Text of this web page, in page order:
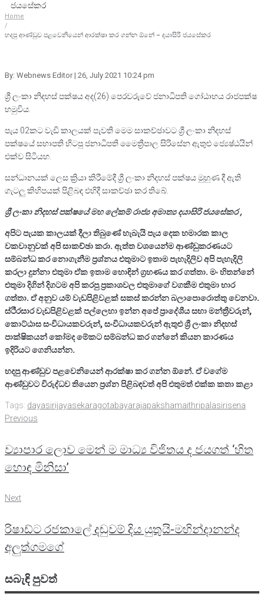
ජයසේකර
Home
/
හදපු ආණ්ඩුව පළවෙනියෙන් ආරක්ෂා කර ගන්න ඕනේ – දයාසිරි ජයසේකර
By: Webnews Editor | 26, July 2021 10:24 pm
ශ්‍රී ලංකා නිදහස් පක්ෂය අද(26) පෙරවරුවේ ජනාධිපති ගෝඨාභය රාජපක්ෂ
හමුවිය.
පැය 02කට වැඩි කාලයක් පැවති මෙම සාකච්ඡාවට ශ්‍රී ලංකා නිදහස්
පක්ෂයේ සභාපති හිටපු ජනාධිපති මෛත්‍රීපාල සිරිසේන ඇතුළු ජ්‍යෙෂ්ඨයින්
එක්ව සිටියහ.
සන්ධානයක් ලෙස ක්‍රියා කිරීමේදී ශ්‍රී ලංකා නිදහස් පක්ෂය මුහුණ දී ඇති
ගැටලු කිහිපයක් පිළිබඳ එහිදී සාකච්ඡා කර තිබේ.
ශ්‍රී ලංකා නිදහස් පක්ෂයේ මහ ලේකම් රාජ්‍ය අමාත්‍ය දයාසිරි ජයසේකර ,
අපිට පැයක කාලයක් දීලා තිබුණේ හැබැයි පැය දෙක හමාරක කාල
වකවානුවක් අපි සාකච්ඡා කරා. ඇත්ත වශයෙන්ම ආණ්ඩුකරණයට
සම්බන්ධ කර නොගැනීම ප්‍රශ්නය එතුමාට ඉතාම පැහැදිලිව අපි පැහැදිලි
කරලා දුන්නා එතුමා ඒක ඉතාම හොඳින් ග්‍රහණය කර ගත්තා. මං හිතන්නේ
එතුමා දිගින් දිගටම අපි කරපු ප්‍රකාශවල එතුමාගේ වගකීම එතුමා භාර
ගත්තා. ඒ අනුව යම් වැඩපිළිවළක් සකස් කරන්න බලාපොරොත්තු වෙනවා.
ස්ථීරසාර වැඩපිළිවළක් පල්ලෙහා ඉන්න අපේ ප්‍රාදේශීය සභා මන්ත්‍රීවරුන්,
කොට්ඨාස සංවිධායකවරුන්, සංවිධායකවරුන් ඇතුළු ශ්‍රී ලංකා නිදහස්
පාක්ෂිකයන් කෝමද මේකට සම්බන්ධ කර ගන්නේ කියන කාරණය
ඉදිරියට ගෙනියන්න.
හදපු ආණ්ඩුව පළවෙනියෙන් ආරක්ෂා කර ගන්න ඕනේ. ඒ වගේම
ආණ්ඩුවට විරුද්ධව තියෙන ප්‍රශ්න පිළිබඳවත් අපි එතුමත් එක්ක කතා කළා
Tags: dayasirijayasekaragotabayarajapakshamaithripalasirisena
Post
Previous
Previous
ව්‍යාපාර ලොව මෙන් ම මාධ්‍ය විජිතය ද ජයගත් ‘හිත
හොඳ මිනිසා’
Next
Next
රිෂාඩ්ට රජකාලේ දඬුවම් දිය යුතුයි-මහින්දානන්ද
අලුත්ගමගේ
සබැඳි පුවත්